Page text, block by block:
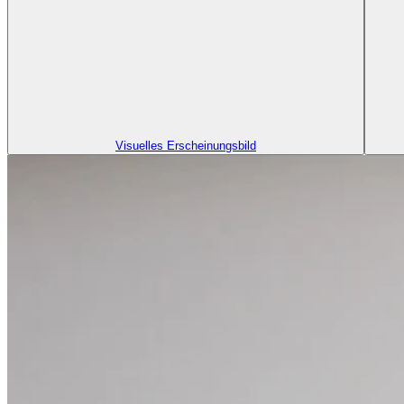
Visuelles Erscheinungsbild